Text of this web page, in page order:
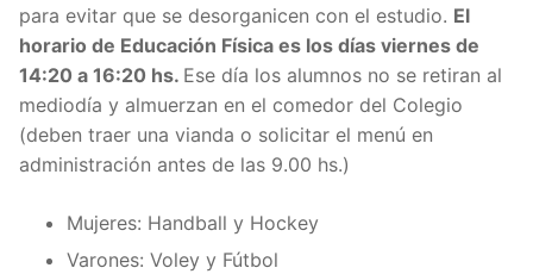
para evitar que se desorganicen con el estudio. El
horario de Educación Física es los días viernes de
14:20 a 16:20 hs. Ese día los alumnos no se retiran al
mediodía y almuerzan en el comedor del Colegio
(deben traer una vianda o solicitar el menú en
administración antes de las 9.00 hs.)
Mujeres: Handball y Hockey
Varones: Voley y Fútbol